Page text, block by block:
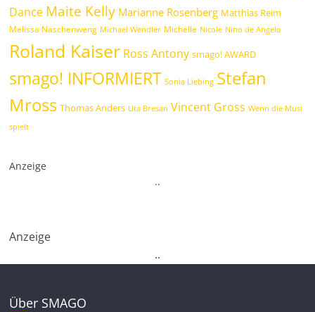
Dance Maite Kelly Marianne Rosenberg Matthias Reim
Melissa Naschenweng Michael Wendler Michelle Nicole Nino de Angelo
Roland Kaiser Ross Antony smago! AWARD
smago! INFORMIERT Sonia Liebing Stefan
Mross Thomas Anders Uta Bresan Vincent Gross Wenn die Musi
spielt
Anzeige
..
Anzeige
..
Über SMAGO